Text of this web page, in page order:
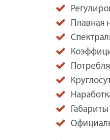
Плавная